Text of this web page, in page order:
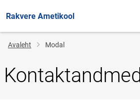
Rakvere Ametikool
Jälglink
Avaleht Modal
Kontaktandmed